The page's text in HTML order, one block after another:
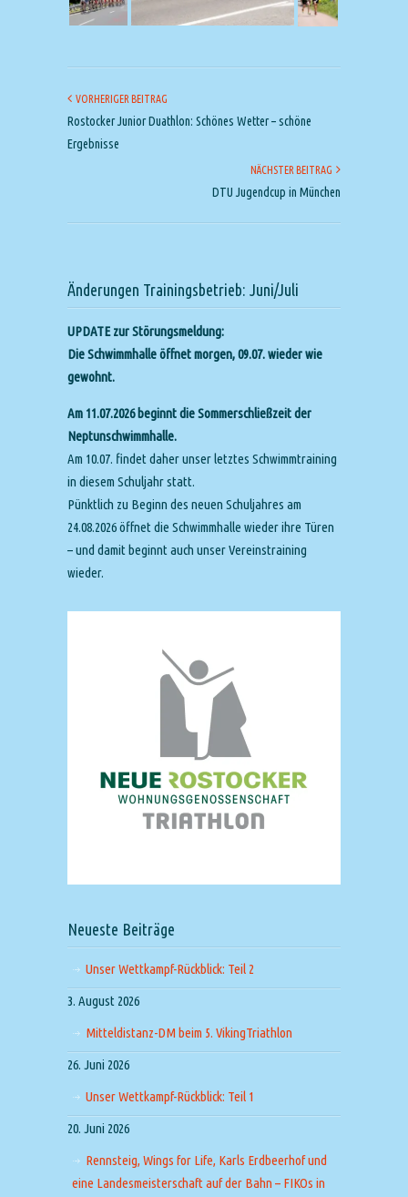
VORHERIGER BEITRAG
Rostocker Junior Duathlon: Schönes Wetter – schöne
Ergebnisse
NÄCHSTER BEITRAG
DTU Jugendcup in München
Änderungen Trainingsbetrieb: Juni/Juli
UPDATE zur Störungsmeldung:
Die Schwimmhalle öffnet morgen, 09.07. wieder wie
gewohnt.
Am 11.07.2026 beginnt die Sommerschließzeit der
Neptunschwimmhalle.
Am 10.07. findet daher unser letztes Schwimmtraining
in diesem Schuljahr statt.
Pünktlich zu Beginn des neuen Schuljahres am
24.08.2026 öffnet die Schwimmhalle wieder ihre Türen
– und damit beginnt auch unser Vereinstraining
wieder.
Neueste Beiträge
Unser Wettkampf-Rückblick: Teil 2
3. August 2026
Mitteldistanz-DM beim 5. VikingTriathlon
26. Juni 2026
Unser Wettkampf-Rückblick: Teil 1
20. Juni 2026
Rennsteig, Wings for Life, Karls Erdbeerhof und
eine Landesmeisterschaft auf der Bahn – FIKOs in